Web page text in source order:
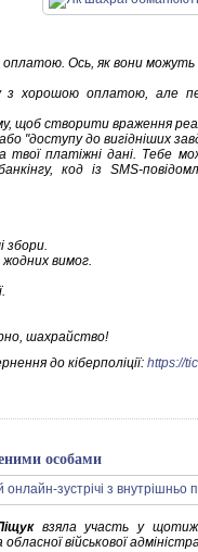
оплатою. Ось, як вони можуть
хорошою оплатою, але
щоб створити враження
"доступу до вигідніших
платіжні дані. Тебе
код із SMS-
збори.
вимог.
шахрайство!
до кіберполіції: https://
особами
взяла участь у
військової